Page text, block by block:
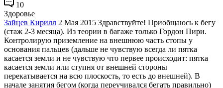
10
Здоровье
Зайцев Кирилл 2 Мая 2015 Здравствуйте! Приобщаюсь к бегу
(стаж 2-3 месяца). Из теории в багаже только Гордон Пири.
Контролирую приземление на внешнюю часть стопы у
основания пальцев (дальше не чувствую всегда ли пятка
касается земли и не чувствую что первее происходит: пятка
касается земли или ступня от внешней стороны
перекатывается на всю плоскость, то есть до внешней). В
начале занятия бегом (когда переучивался бегать правильно)